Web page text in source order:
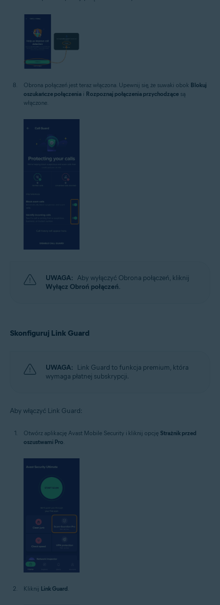
Obrona połączeń jest teraz włączona. Upewnij się, że suwaki obok Blokuj
oszukańcze połączenia i Rozpoznaj połączenia przychodzące są
włączone.
UWAGA: Aby wyłączyć Obrona połączeń, kliknij
Wyłącz Obroń połączeń.
Skonfiguruj Link Guard
UWAGA: Link Guard to funkcja premium, która
wymaga płatnej subskrypcji.
Aby włączyć Link Guard:
Otwórz aplikację Avast Mobile Security i kliknij opcję Strażnik przed
oszustwami Pro.
Kliknij Link Guard.